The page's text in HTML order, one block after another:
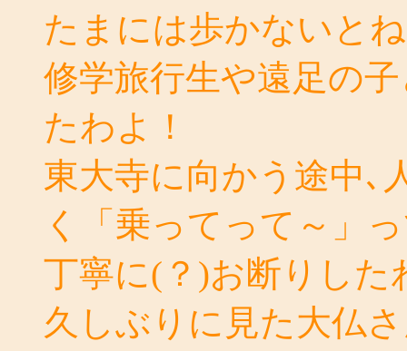
たまには歩かないと
修学旅行生や遠足の
たわよ！
東大寺に向かう途中､
く「乗ってって～」
丁寧に(？)お断りした
久しぶりに見た大仏